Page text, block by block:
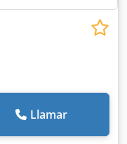
Llamar